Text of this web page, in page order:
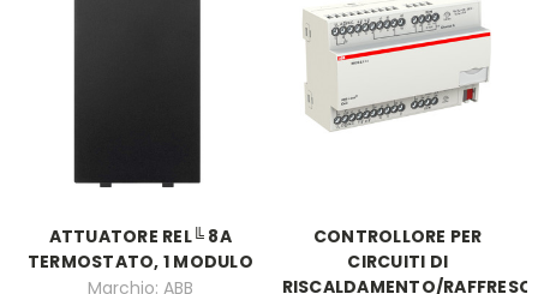
ATTUATORE REL╚ 8A
TERMOSTATO, 1 MODULO
Marchio: ABB
CONTROLLORE PER
CIRCUITI DI
RISCALDAMENTO/